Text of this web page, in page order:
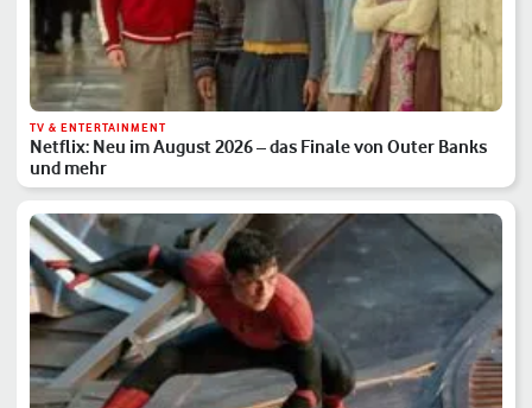
TV & ENTERTAINMENT
Netflix: Neu im August 2026 – das Finale von Outer Banks
und mehr